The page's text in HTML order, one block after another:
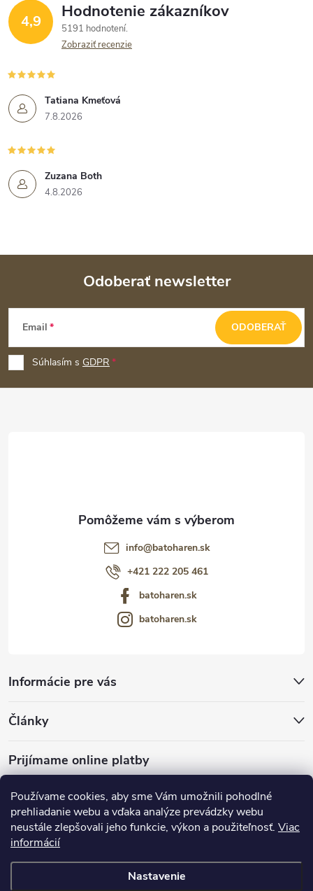
Používame cookies, aby sme Vám umožnili pohodlné
prehliadanie webu a vďaka analýze prevádzky webu
neustále zlepšovali jeho funkcie, výkon a použiteľnosť. Viac
informácií
Nastavenie
4,9 Hodnotenie zákazníkov
5191 hodnotení
Zobraziť recenzie
Tatiana Kmeťová
7.8.2026
Zuzana Both
4.8.2026
Z
p
ä
Odoberať newsletter
Email
Súhlasím s GDPR
ODOBERAŤ
Informácie pre vás
Články
Prijímame online platby
info@batoharen.sk
+421 222 205 461
batoharen.sk
batoharen.sk